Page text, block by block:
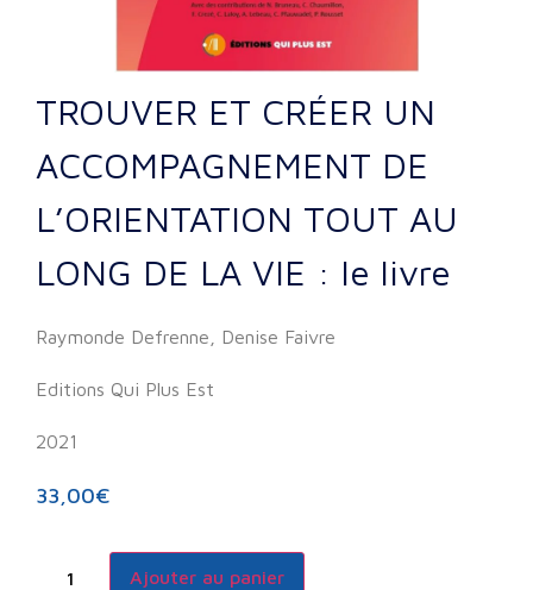
TROUVER ET CRÉER UN
ACCOMPAGNEMENT DE
L’ORIENTATION TOUT AU
LONG DE LA VIE : le livre
Raymonde Defrenne, Denise Faivre
Editions Qui Plus Est
2021
33,00€
Ajouter au panier